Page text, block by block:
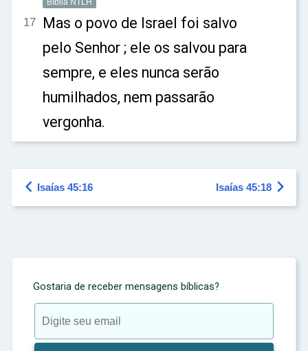
Bíblia NTLH
17 Mas o povo de Israel foi salvo
pelo Senhor ; ele os salvou para
sempre, e eles nunca serão
humilhados, nem passarão
vergonha.
 Isaías 45:16 Isaías 45:18 
Gostaria de receber mensagens bíblicas?